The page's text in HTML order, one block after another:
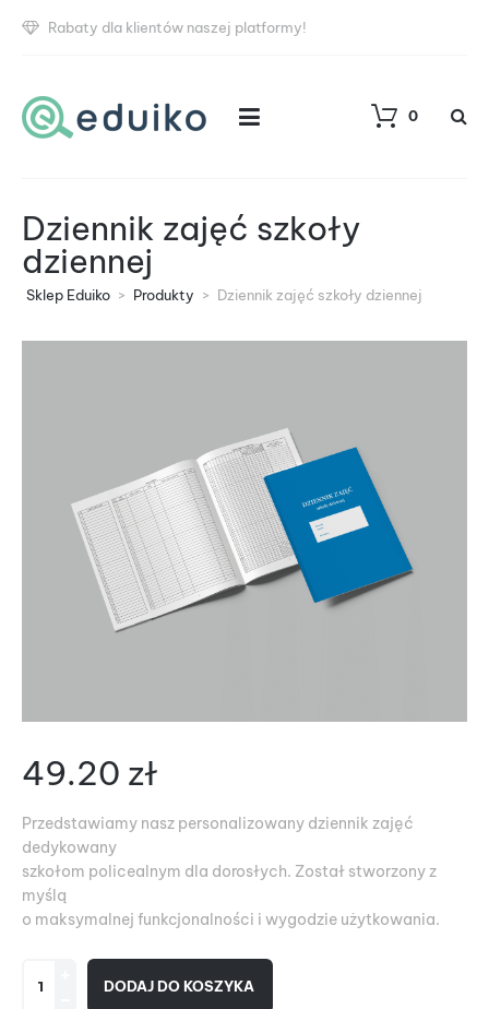
Rabaty dla klientów naszej platformy!
0
Dziennik zajęć szkoły
dziennej
Sklep Eduiko > Produkty > Dziennik zajęć szkoły dziennej
49.20 zł
Przedstawiamy nasz personalizowany dziennik zajęć
dedykowany
szkołom policealnym dla dorosłych. Został stworzony z
myślą
o maksymalnej funkcjonalności i wygodzie użytkowania.
DODAJ DO KOSZYKA